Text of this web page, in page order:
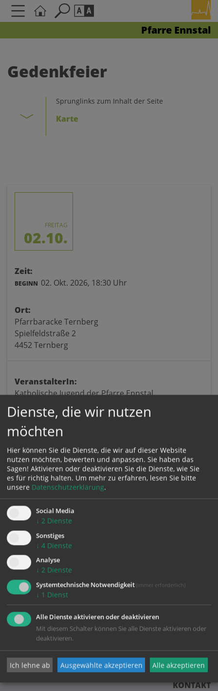
Pfarre Ennstal
Schriftgröße
AA
Kontrasteinstellungen
Gedenkfeier
Sprunglinks zum Inhalt der Seite
Karte
FREITAG
02.10.
Zeit:
BEGINN 02. Okt. 2026, 18:30 Uhr
Ort:
Pfarrbaracke Ternberg
Spielfeldstraße 2
4452 Ternberg
VeranstalterIn:
Katholische Jugend der Pfarre Ennstal
Karte:
Zustimmung erforderlich!
Bitte akzeptieren Sie
zurück
KONTAKT
Dienste, die wir nutzen
möchten
Hier können Sie die Dienste, die wir auf dieser Website
nutzen möchten, bewerten und anpassen. Sie haben das
Sagen! Aktivieren oder deaktivieren Sie die Dienste, wie Sie
es für richtig halten. Um mehr zu erfahren, lesen Sie bitte
unsere Datenschutzerklärung.
Social Media
↓ 2 Dienste
Sonstiges
↓ 4 Dienste
Analyse
↓ 2 Dienste
Systemtechnische Notwendigkeit (immer erforderlich)
↓ 1 Dienst
Alle Dienste aktivieren oder deaktivieren
Mit diesem Schalter können Sie alle Dienste aktivieren oder
deaktivieren.
Ich lehne ab Ausgewählte akzeptieren Alle akzeptieren